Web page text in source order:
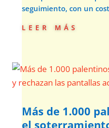
seguimiento, con un
leer más
Más de 1.000
el